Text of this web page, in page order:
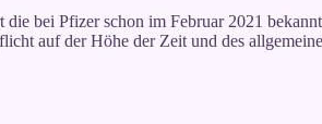
die bei Pfizer schon im Februar 2021
auf der Höhe der Zeit und des